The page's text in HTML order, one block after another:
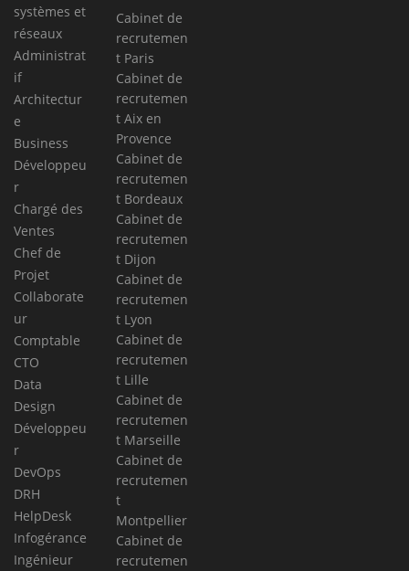
systèmes et
réseaux
Administrat
if
Architectur
e
Business
Développeu
r
Chargé des
Ventes
Chef de
Projet
Collaborate
ur
Comptable
CTO
Data
Design
Développeu
r
DevOps
DRH
HelpDesk
Infogérance
Ingénieur
Cabinet de
recrutemen
t Paris
Cabinet de
recrutemen
t Aix en
Provence
Cabinet de
recrutemen
t Bordeaux
Cabinet de
recrutemen
t Dijon
Cabinet de
recrutemen
t Lyon
Cabinet de
recrutemen
t Lille
Cabinet de
recrutemen
t Marseille
Cabinet de
recrutemen
t
Montpellier
Cabinet de
recrutemen